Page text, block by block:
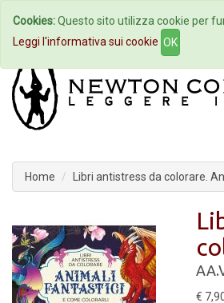
Home Autori
Home Libri antistress da colorare.
€
Cookies:Questo sito utilizza cookie per
Leggi l'informativa sui cookie OK